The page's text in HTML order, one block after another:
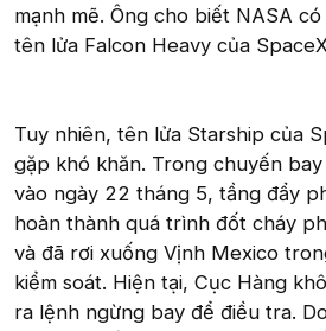
mạnh mẽ. Ông cho biết NASA
tên lửa Falcon Heavy của
Tuy nhiên, tên lửa Starship của
gặp khó khăn. Trong chuyến
vào ngày 22 tháng 5, tầng đẩy
hoàn thành quá trình đốt cháy
và đã rơi xuống Vịnh Mexico
kiểm soát. Hiện tại, Cục Hàng
ra lệnh ngừng bay để điều tra.